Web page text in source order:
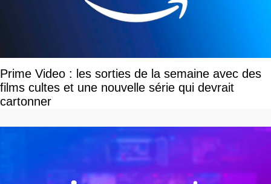
Prime Video : les sorties de la semaine avec des
films cultes et une nouvelle série qui devrait
cartonner